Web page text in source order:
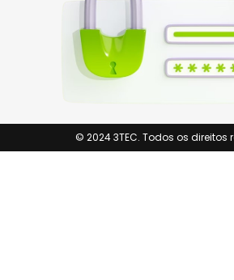
© 2024 3TEC. Todos os direitos